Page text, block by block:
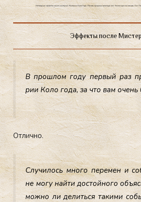
Некоторые эффекты после мистерий. Мистерии Коло Года. Память прошлых воплощений. Земля хранит память. Бог
Эффекты после
В прош­лом го­ду пер­вый раз
рии Ко­ло го­да, за что вам очень
От­лично.
Слу­чилось мно­го пе­ремен и
не мо­гу най­ти дос­той­но­го
мож­но ли де­лить­ся та­кими